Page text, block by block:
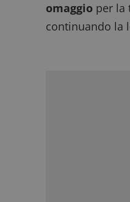
omaggio per la
continuando la